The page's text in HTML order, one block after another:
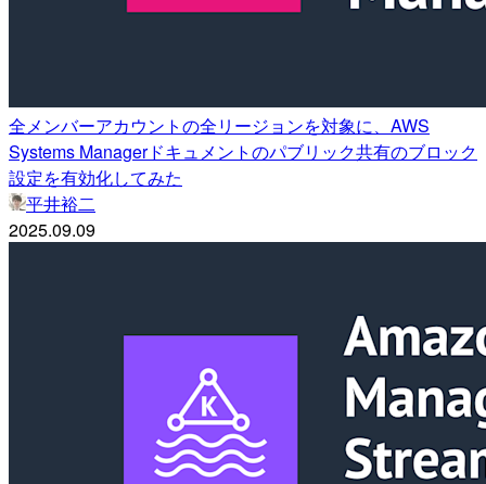
全メンバーアカウントの全リージョンを対象に、AWS
Systems Managerドキュメントのパブリック共有のブロック
設定を有効化してみた
平井裕二
2025.09.09